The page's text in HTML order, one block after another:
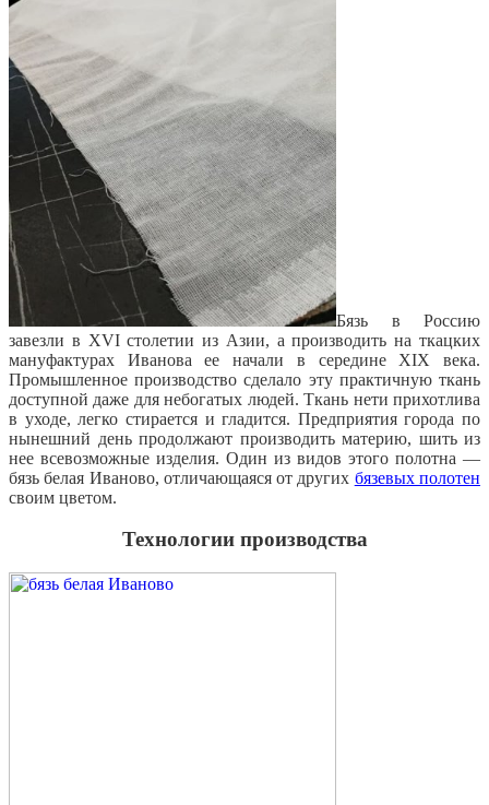
Бязь в Россию
завезли в XVI столетии из Азии, а производить на ткацких
мануфактурах Иванова ее начали в середине XIX века.
Промышленное производство сделало эту практичную ткань
доступной даже для небогатых людей. Ткань нети прихотлива
в уходе, легко стирается и гладится. Предприятия города по
нынешний день продолжают производить материю, шить из
нее всевозможные изделия. Один из видов этого полотна —
бязь белая Иваново, отличающаяся от других бязевых полотен
своим цветом.
Технологии производства